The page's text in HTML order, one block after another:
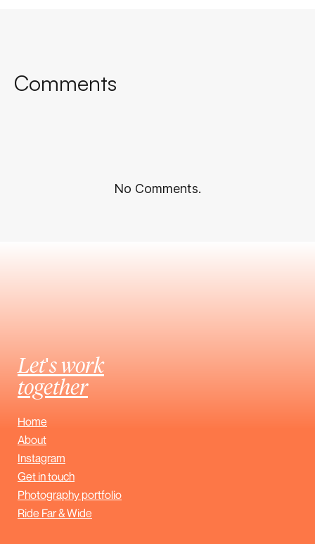
Comments
No Comments.
Let's work
together
Home
About
Instagram
Get in touch
Photography portfolio
Ride Far & Wide